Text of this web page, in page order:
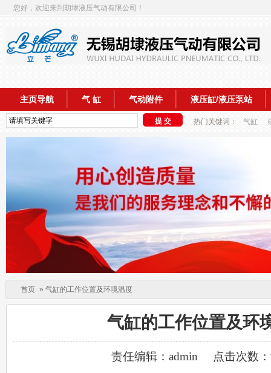
您好，欢迎来到胡埭液压气动有限公司！
主页导航 气 缸 气动附件 液压缸/液压泵站
热门关键词： 气缸
首页 » 气缸的工作位置及环境温度
气缸的工作位置及环
责任编辑：admin 点击次数